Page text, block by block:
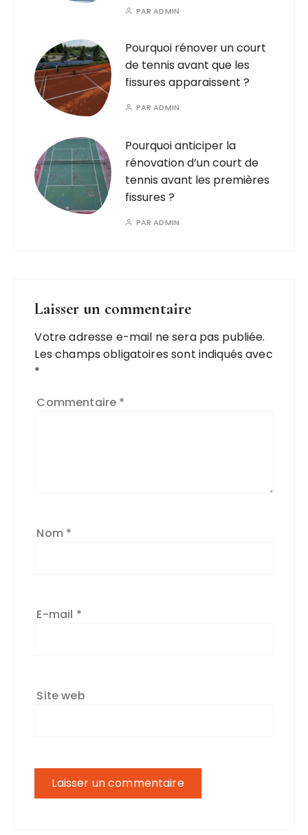
PARADMIN
Pourquoi rénover un court
de tennis avant que les
fissures apparaissent ?
PARADMIN
Pourquoi anticiper la
rénovation d’un court de
tennis avant les premières
fissures ?
PARADMIN
Laisser un commentaire
Votre adresse e-mail ne sera pas publiée.
Les champs obligatoires sont indiqués avec
*
Commentaire *
Nom *
E-mail *
Site web
A
l
t
r